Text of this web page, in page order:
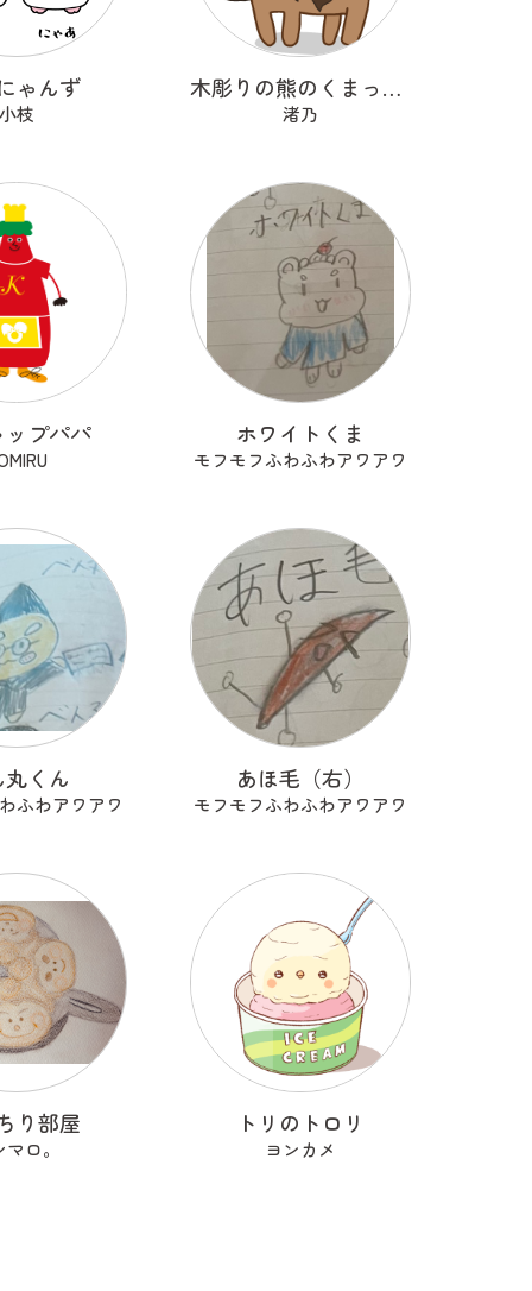
ゃんず
枝
木彫りの熊のくまっくまさん
渚乃
プパパ ホワイトくま
モフモフふわふわアワアワ
くん
ふわアワアワ
あほ毛（右）
モフモフふわふわアワアワ
り部屋
ロ。
トリのトロリ
ヨンカメ